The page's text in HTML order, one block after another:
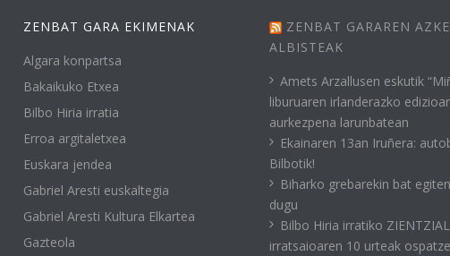
ZENBAT GARA EKIMENAK
Algara konpartsa
Bakaikuko Etxea
Bilbo Hiria irratia
Erroa argitaletxea
Euskara jendea
Gabriel Aresti euskaltegia
Gabriel Aresti Kultura Elkartea
Gazteola
ZENBAT GARAREN
ALBISTEAK
Amets Arzallusen eskutik
liburuaren irlanderazko
aurkezpena larunbatean
Ekainaren 13an Iruñera:
Bilbotik!
Biharko grebarekin bat egiten
dugu
Bilbo Hiria irratiko
irratsaioaren 10 urteak